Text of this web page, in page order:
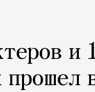
и
прошел